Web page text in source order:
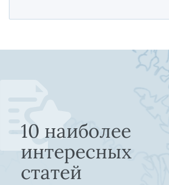
10 наиболее
интересных
статей